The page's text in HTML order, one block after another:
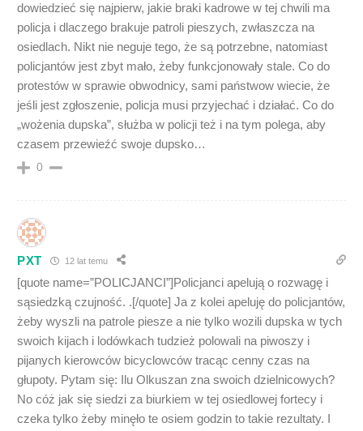
dowiedzieć się najpierw, jakie braki kadrowe w tej chwili ma
policja i dlaczego brakuje patroli pieszych, zwłaszcza na
osiedlach. Nikt nie neguje tego, że są potrzebne, natomiast
policjantów jest zbyt mało, żeby funkcjonowały stale. Co do
protestów w sprawie obwodnicy, sami państwow wiecie, że
jeśli jest zgłoszenie, policja musi przyjechać i działać. Co do
„wożenia dupska”, służba w policji też i na tym polega, aby
czasem przewieźć swoje dupsko…
0
PXT 12 lat temu
[quote name=”POLICJANCI”]Policjanci apelują o rozwagę i
sąsiedzką czujność. .[/quote] Ja z kolei apeluję do policjantów,
żeby wyszli na patrole piesze a nie tylko wozili dupska w tych
swoich kijach i lodówkach tudzież polowali na piwoszy i
pijanych kierowców bicyclowców tracąc cenny czas na
głupoty. Pytam się: Ilu Olkuszan zna swoich dzielnicowych?
No cóż jak się siedzi za biurkiem w tej osiedlowej fortecy i
czeka tylko żeby minęło te osiem godzin to takie rezultaty. I